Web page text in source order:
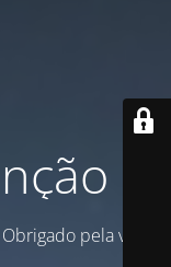
pela vossa